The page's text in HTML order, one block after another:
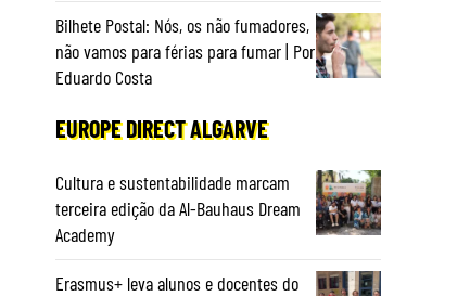
Bilhete Postal: Nós, os não fumadores,
não vamos para férias para fumar | Por
Eduardo Costa
EUROPE DIRECT ALGARVE
Cultura e sustentabilidade marcam
terceira edição da Al-Bauhaus Dream
Academy
Erasmus+ leva alunos e docentes do